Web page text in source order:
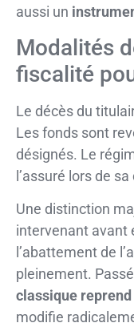
aussi un
Modalités
fiscalité
Le décès du
Les fonds sont
désignés. Le
l’assuré lors de
Une distinction
intervenant avant
l’abattement de
pleinement.
classique
modifie